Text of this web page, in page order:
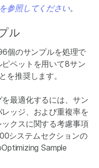
参照してください。
ル
個のサンプルを処理で
ペットを用いて8サン
を推奨します。
最適化するには、サン
ッジ、および重複率を
クスに関する考慮事項
システムセクションの
Sample